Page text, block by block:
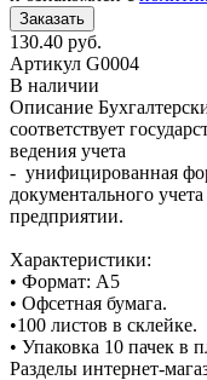
130.40 руб.
Артикул G0004
В наличии
Описание
соответствует
ведения учета
- унифицированная
документального
предприятии.
Характеристики:
• Формат: А5
• Офсетная бумага.
•100 листов в склейке.
• Упаковка 10 пачек в
Разделы интернет-